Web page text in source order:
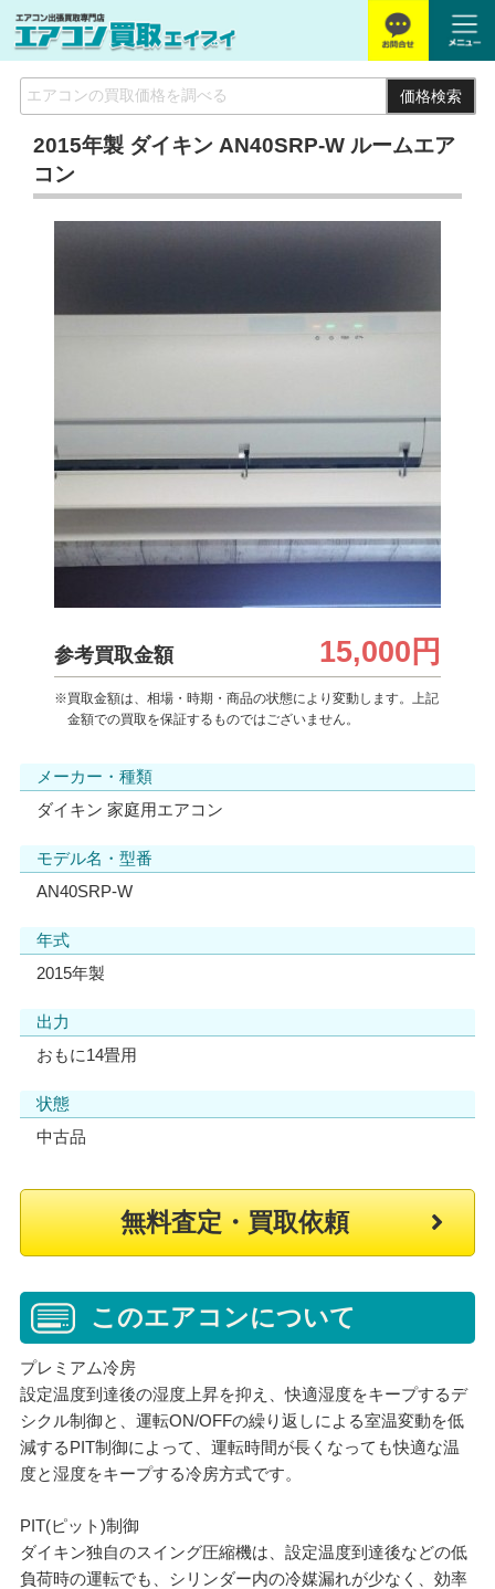
価格検索
2015年製 ダイキン AN40SRP-W ルームエア
コン
参考買取金額 15,000円
※買取金額は、相場・時期・商品の状態により変動します。上記
金額での買取を保証するものではございません。
メーカー・種類
ダイキン 家庭用エアコン
モデル名・型番
AN40SRP-W
年式
2015年製
出力
おもに14畳用
状態
中古品
無料査定・買取依頼
このエアコンについて
プレミアム冷房
設定温度到達後の湿度上昇を抑え、快適湿度をキープするデ
シクル制御と、運転ON/OFFの繰り返しによる室温変動を低
減するPIT制御によって、運転時間が長くなっても快適な温
度と湿度をキープする冷房方式です。
PIT(ピット)制御
ダイキン独自のスイング圧縮機は、設定温度到達後などの低
負荷時の運転でも、シリンダー内の冷媒漏れが少なく、効率